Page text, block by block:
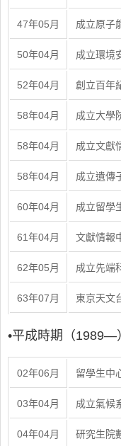
47年05月 成立原子
50年04月 成立環境
52年04月 創立百年
58年04月 成立大學
58年04月 成立文獻
58年04月 成立遺傳
60年04月 成立留學
61年04月 文獻情報
62年05月 成立先端
63年07月 東京天文
•平成時期（1989—
02年06月 留學生中
03年04月 成立氣候
04年04月 研究生院